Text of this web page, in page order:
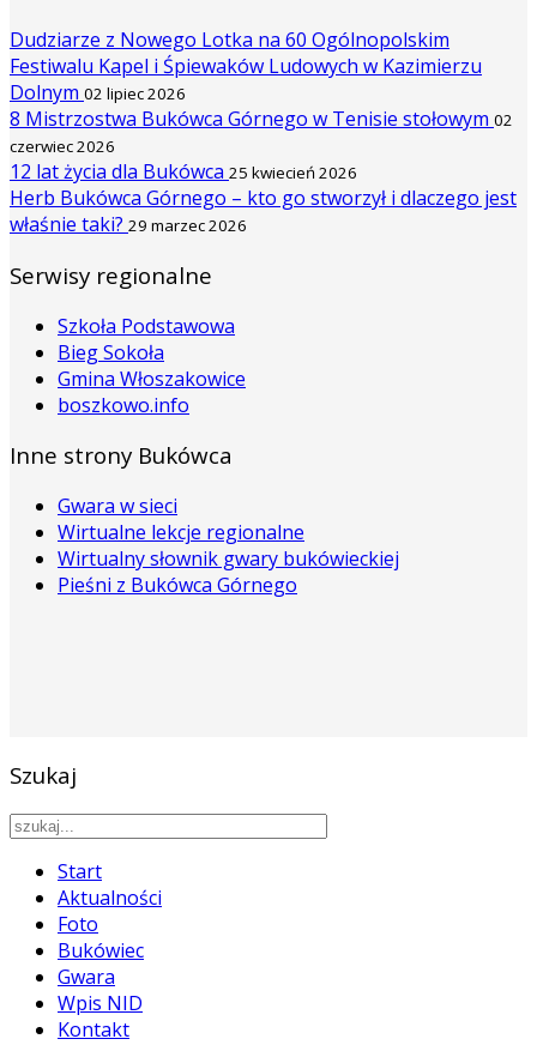
Dudziarze z Nowego Lotka na 60 Ogólnopolskim
Festiwalu Kapel i Śpiewaków Ludowych w Kazimierzu
Dolnym 02 lipiec 2026
8 Mistrzostwa Bukówca Górnego w Tenisie stołowym 02
czerwiec 2026
12 lat życia dla Bukówca 25 kwiecień 2026
Herb Bukówca Górnego – kto go stworzył i dlaczego jest
właśnie taki? 29 marzec 2026
Serwisy regionalne
Szkoła Podstawowa
Bieg Sokoła
Gmina Włoszakowice
boszkowo.info
Inne strony Bukówca
Gwara w sieci
Wirtualne lekcje regionalne
Wirtualny słownik gwary bukówieckiej
Pieśni z Bukówca Górnego
Szukaj
Start
Aktualności
Foto
Bukówiec
Gwara
Wpis NID
Kontakt